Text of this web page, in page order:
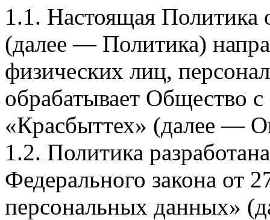
1.1. Настоящая Политика
(далее — Политика)
физических лиц,
обрабатывает Общество
«Красбыттех» (далее —
1.2. Политика
Федерального закона
персональных данных»